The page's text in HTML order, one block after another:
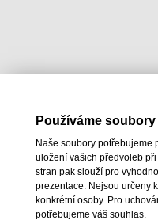
Používáme
Naše soubory potřebujeme
uložení vašich předvoleb
stran pak slouží pro
prezentace. Nejsou určeny
konkrétní osoby. Pro
potřebujeme váš souhlas.